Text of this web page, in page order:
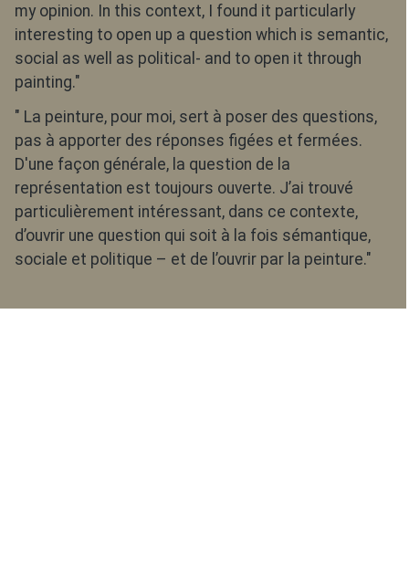
my opinion. In this context, I found it particularly
interesting to open up a question which is semantic,
social as well as political- and to open it through
painting."
" La peinture, pour moi, sert à poser des questions,
pas à apporter des réponses figées et fermées.
D'une façon générale, la question de la
représentation est toujours ouverte. J’ai trouvé
particulièrement intéressant, dans ce contexte,
d’ouvrir une question qui soit à la fois sémantique,
sociale et politique – et de l’ouvrir par la peinture."